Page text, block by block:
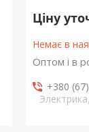
Ціну
Немає в
Оптом і в
+380